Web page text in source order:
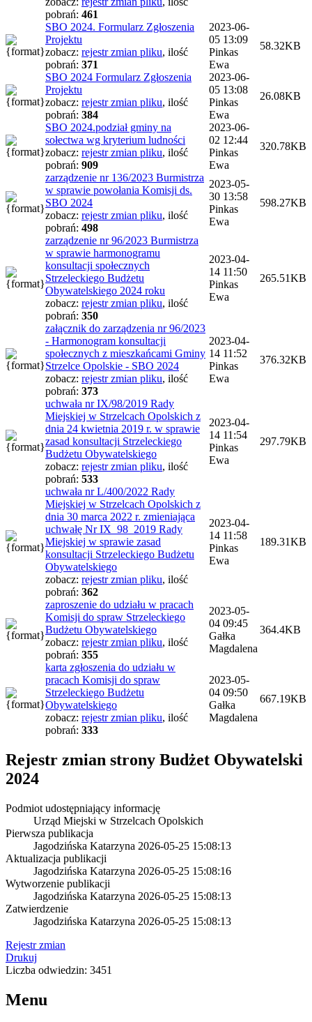
pobrań: 461
SBO 2024. Formularz Zgłoszenia
Projektu
zobacz: rejestr zmian pliku, ilość
pobrań: 371
2023-06-
05 13:09
Pinkas
Ewa
58.32KB
SBO 2024 Formularz Zgłoszenia
Projektu
zobacz: rejestr zmian pliku, ilość
pobrań: 384
2023-06-
05 13:08
Pinkas
Ewa
26.08KB
SBO 2024.podział gminy na
sołectwa wg kryterium ludności
zobacz: rejestr zmian pliku, ilość
pobrań: 909
2023-06-
02 12:44
Pinkas
Ewa
320.78KB
zarządzenie nr 136/2023 Burmistrza
w sprawie powołania Komisji ds.
SBO 2024
zobacz: rejestr zmian pliku, ilość
pobrań: 498
2023-05-
30 13:58
Pinkas
Ewa
598.27KB
zarządzenie nr 96/2023 Burmistrza
w sprawie harmonogramu
konsultacji społecznych
Strzeleckiego Budżetu
Obywatelskiego 2024 roku
zobacz: rejestr zmian pliku, ilość
pobrań: 350
2023-04-
14 11:50
Pinkas
Ewa
265.51KB
załącznik do zarządzenia nr 96/2023
- Harmonogram konsultacji
społecznych z mieszkańcami Gminy
Strzelce Opolskie - SBO 2024
zobacz: rejestr zmian pliku, ilość
pobrań: 373
2023-04-
14 11:52
Pinkas
Ewa
376.32KB
uchwała nr IX/98/2019 Rady
Miejskiej w Strzelcach Opolskich z
dnia 24 kwietnia 2019 r. w sprawie
zasad konsultacji Strzeleckiego
Budżetu Obywatelskiego
zobacz: rejestr zmian pliku, ilość
pobrań: 533
2023-04-
14 11:54
Pinkas
Ewa
297.79KB
uchwała nr L/400/2022 Rady
Miejskiej w Strzelcach Opolskich z
dnia 30 marca 2022 r. zmieniająca
uchwałę Nr IX_98_2019 Rady
Miejskiej w sprawie zasad
konsultacji Strzeleckiego Budżetu
Obywatelskiego
zobacz: rejestr zmian pliku, ilość
pobrań: 362
2023-04-
14 11:58
Pinkas
Ewa
189.31KB
zaproszenie do udziału w pracach
Komisji do spraw Strzeleckiego
Budżetu Obywatelskiego
zobacz: rejestr zmian pliku, ilość
pobrań: 355
2023-05-
04 09:45
Gałka
Magdalena
364.4KB
karta zgłoszenia do udziału w
pracach Komisji do spraw
Strzeleckiego Budżetu
Obywatelskiego
zobacz: rejestr zmian pliku, ilość
pobrań: 333
2023-05-
04 09:50
Gałka
Magdalena
667.19KB
Rejestr zmian strony Budżet Obywatelski
2024
Podmiot udostępniający informację
Urząd Miejski w Strzelcach Opolskich
Pierwsza publikacja
Jagodzińska Katarzyna 2026-05-25 15:08:13
Aktualizacja publikacji
Jagodzińska Katarzyna 2026-05-25 15:08:16
Wytworzenie publikacji
Jagodzińska Katarzyna 2026-05-25 15:08:13
Zatwierdzenie
Jagodzińska Katarzyna 2026-05-25 15:08:13
Rejestr zmian
Drukuj
Liczba odwiedzin: 3451
Menu